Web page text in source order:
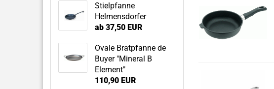
Stielpfanne
Helmensdorfer
ab 37,50 EUR
Ovale Bratpfanne de
Buyer "Mineral B
Element"
110,90 EUR